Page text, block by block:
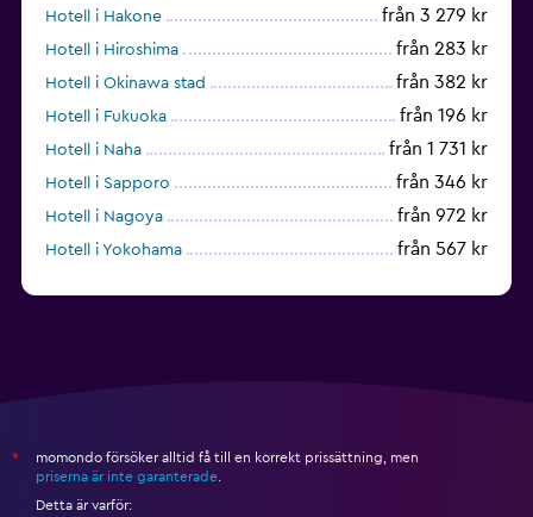
Hotell i Hakone från 3 279 kr
Hotell i Hiroshima från 283 kr
Hotell i Okinawa stad från 382 kr
Hotell i Fukuoka från 196 kr
Hotell i Naha från 1 731 kr
Hotell i Sapporo från 346 kr
Hotell i Nagoya från 972 kr
Hotell i Yokohama från 567 kr
*
momondo försöker alltid få till en korrekt prissättning, men
priserna är inte garanterade
Detta är varför: